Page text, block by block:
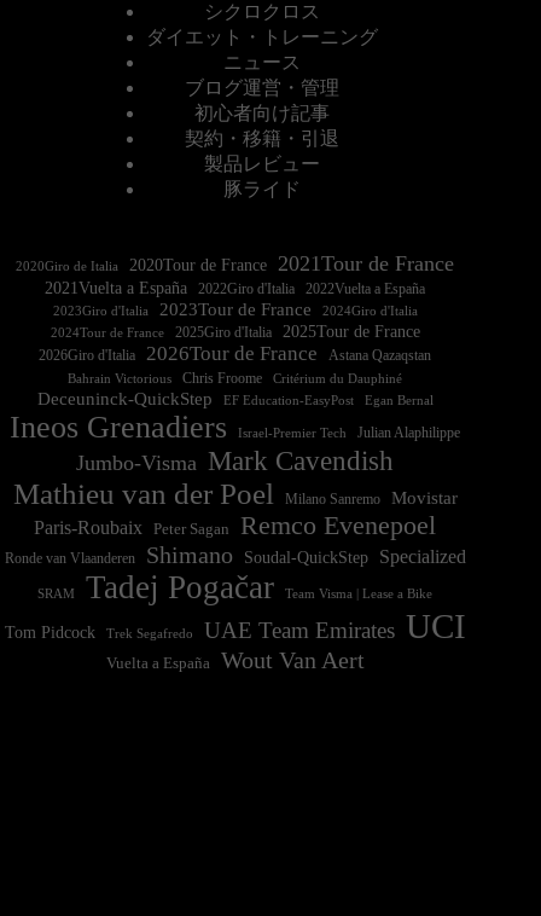
シクロクロス
ダイエット・トレーニング
ニュース
ブログ運営・管理
初心者向け記事
契約・移籍・引退
製品レビュー
豚ライド
2020Giro de Italia 2020Tour de France 2021Tour de France
2021Vuelta a España 2022Vuelta a España
2023Giro d'Italia 2023Tour de France
2024Tour de France
2025Giro d'Italia 2025Tour de France
2026Giro d'Italia 2026Tour de France Astana Qazaqstan
Bahrain Victorious Chris Froome Critérium du Dauphiné
Deceuninck-QuickStep EF Education-EasyPost Egan Bernal
Ineos Grenadiers Israel-Premier Tech Julian Alaphilippe
Jumbo-Visma Mark Cavendish
Mathieu van der Poel Milano Sanremo
Movistar
Paris-Roubaix
Peter Sagan Remco Evenepoel
Ronde van Vlaanderen Shimano Soudal-QuickStep Specialized
SRAM Tadej Pogačar Team Visma | Lease a Bike
Tom Pidcock Trek Segafredo UAE Team Emirates UCI
Vuelta a España Wout Van Aert